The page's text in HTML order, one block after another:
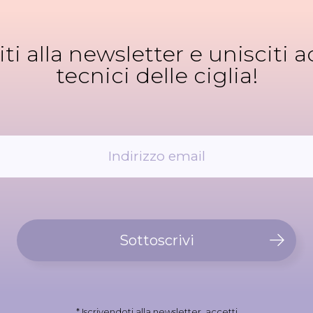
alla newsletter e unisciti
tecnici delle ciglia!
Sottoscrivi